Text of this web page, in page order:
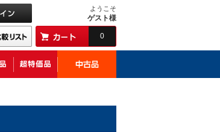
ようこそ
ゲスト様
0